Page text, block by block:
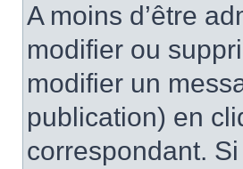
A moins d’être
modifier ou
modifier un
publication) en
correspondant.